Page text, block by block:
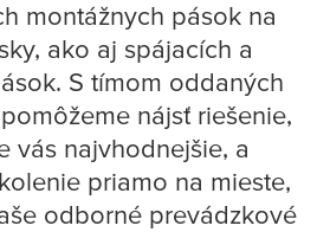
montážnych pások na
ako aj spájacích a
S tímom oddaných
nájsť riešenie,
vás najvhodnejšie, a
priamo na mieste,
odborné prevádzkové